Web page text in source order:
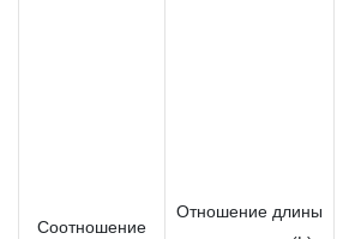
Соотношение
Отношение длины